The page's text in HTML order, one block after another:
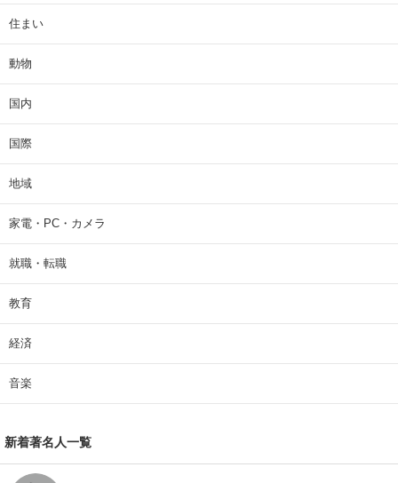
住まい
動物
国内
国際
地域
家電・PC・カメラ
就職・転職
教育
経済
音楽
新着著名人一覧